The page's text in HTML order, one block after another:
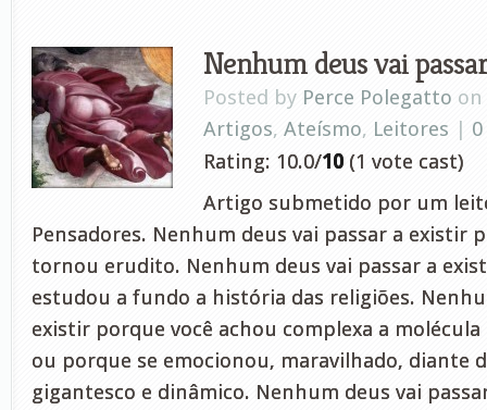
Nenhum deus vai
Posted by Perce Polegatto on
Artigos, Ateísmo, Leitores |
Rating: 10.0/10 (1 vote cast)
Artigo submetido por um
Pensadores. Nenhum deus vai passar a existir
tornou erudito. Nenhum deus vai passar a
estudou a fundo a história das religiões.
existir porque você achou complexa a molécula
ou porque se emocionou, maravilhado, diante
gigantesco e dinâmico. Nenhum deus vai